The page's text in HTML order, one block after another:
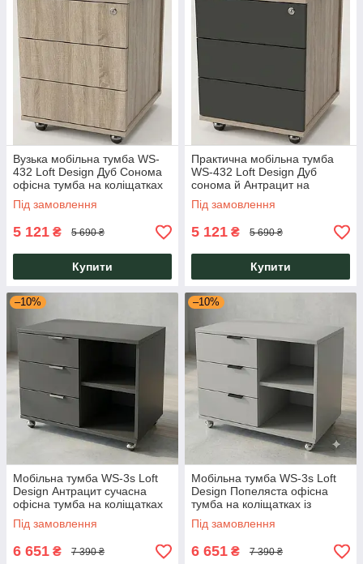
Вузька мобільна тумба WS-
432 Loft Design Дуб Сонома
офісна тумба на коліщатках
із замком і трьома ящиками
Під замовлення
5 121 ₴ 5 690 ₴
Купити
Практична мобільна тумба
WS-432 Loft Design Дуб
сонома й Антрацит на
коліщатках із замком і трьома
ящиками в офіс кабінет
Під замовлення
5 121 ₴ 5 690 ₴
Купити
–10%
Мобільна тумба WS-3s Loft
Design Антрацит сучасна
офісна тумба на коліщатках
із трьома ящиками містка для
документів
Під замовлення
6 651 ₴ 7 390 ₴
–10%
Мобільна тумба WS-3s Loft
Design Попеляста офісна
тумба на коліщатках із
трьома шухлядами на
телескопічних напрямних
Під замовлення
6 651 ₴ 7 390 ₴